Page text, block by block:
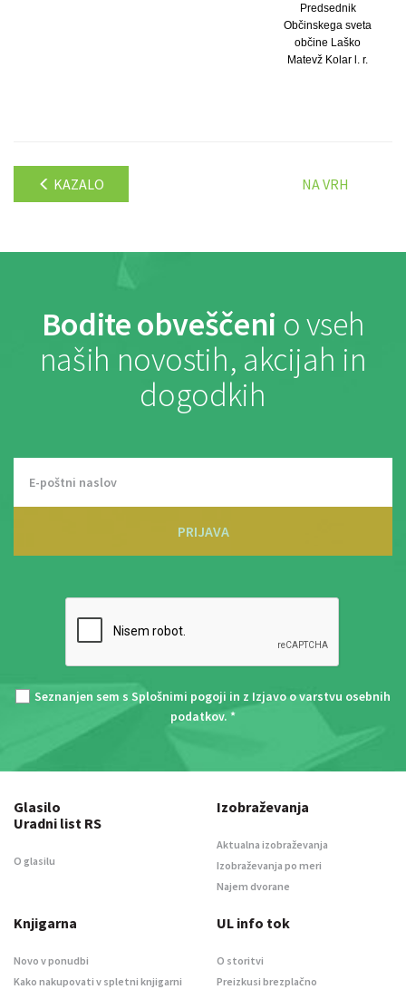
Predsednik
Občinskega sveta
občine Laško
Matevž Kolar l. r.
KAZALO NA VRH
Bodite obveščeni o vseh
naših novostih, akcijah in
dogodkih
PRIJAVA
Seznanjen sem s Splošnimi pogoji in z Izjavo o varstvu osebnih
podatkov. *
Glasilo
Uradni list RS
O glasilu
Izobraževanja
Aktualna izobraževanja
Izobraževanja po meri
Najem dvorane
Knjigarna
Novo v ponudbi
Kako nakupovati v spletni knjigarni
UL info tok
O storitvi
Preizkusi brezplačno